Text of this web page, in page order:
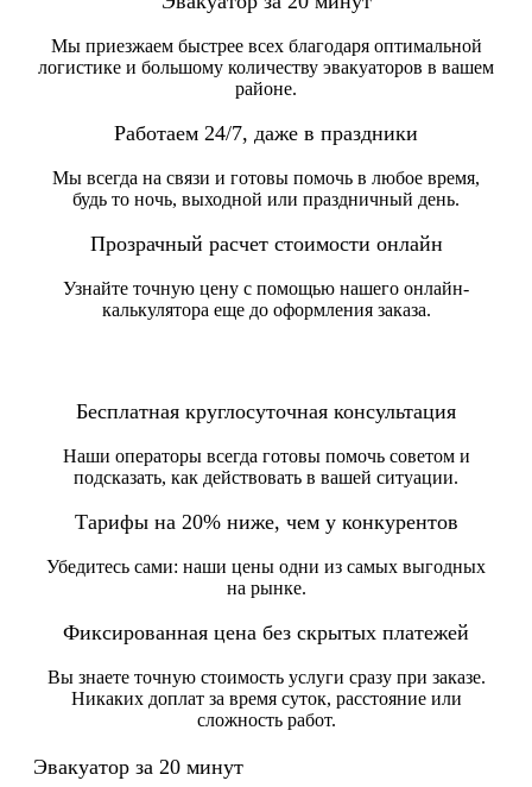
Мы приезжаем быстрее всех благодаря оптимальной
логистике и большому количеству эвакуаторов в вашем
районе.
Работаем 24/7, даже в праздники
Мы всегда на связи и готовы помочь в любое время,
будь то ночь, выходной или праздничный день.
Прозрачный расчет стоимости онлайн
Узнайте точную цену с помощью нашего онлайн-
калькулятора еще до оформления заказа.
Бесплатная круглосуточная консультация
Наши операторы всегда готовы помочь советом и
подсказать, как действовать в вашей ситуации.
Тарифы на 20% ниже, чем у конкурентов
Убедитесь сами: наши цены одни из самых выгодных
на рынке.
Фиксированная цена без скрытых платежей
Вы знаете точную стоимость услуги сразу при заказе.
Никаких доплат за время суток, расстояние или
сложность работ.
Эвакуатор за 20 минут